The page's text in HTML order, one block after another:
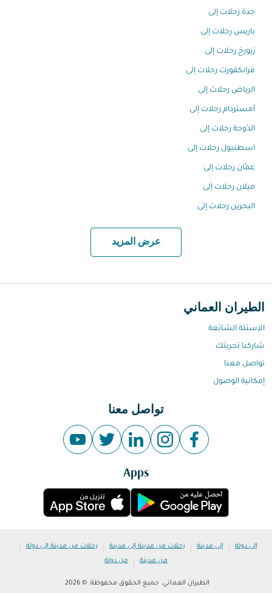
جدة رحلات إلى
باريس رحلات إلى
زيورخ رحلات إلى
فرانكفورت رحلات إلى
الرياض رحلات إلى
أمستردام رحلات إلى
الدّوحة رحلات إلى
اسطنبول رحلات إلى
عمّان رحلات إلى
ميلان رحلات إلى
البحرين رحلات إلى
عرض المزيد
الطيران العماني
الاسئلة الشائعة
شاركنا تجربتك
تواصل معنا
إمكانية الوصول
تواصل معنا
Apps
إلى دولة | إلى مدينة | رحلات من مدينة إلى مدينة | رحلات من مدينة إلى دولة |
من مدينة | من دولة
الطيران العماني. جميع الحقوق محفوظة. © 2026